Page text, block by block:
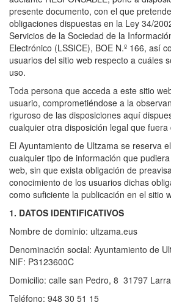
presente documento, con el que
obligaciones dispuestas en la Ley 34/
Servicios de la Sociedad de la
Electrónico (LSSICE), BOE N.º 166, así
usuarios del sitio web respecto a cuáles
uso.
Toda persona que acceda a este sitio
usuario, comprometiéndose a la
riguroso de las disposiciones aquí
cualquier otra disposición legal que fuera
El Ayuntamiento de Ultzama se reserva
cualquier tipo de información que
web, sin que exista obligación de
conocimiento de los usuarios dichas
como suficiente la publicación en el sitio
1. DATOS IDENTIFICATIVOS
Nombre de dominio: ultzama.eus
Denominación social: Ayuntamiento de
NIF: P3123600C
Domicilio: calle san Pedro, 8 31797
Teléfono: 948 30 51 15